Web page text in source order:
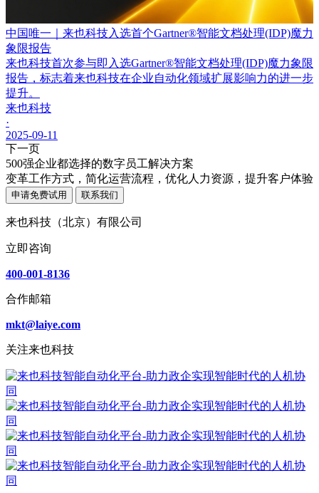
中国唯一｜来也科技入选首个Gartner®智能文档处理(IDP)魔力
象限报告
来也科技首次参与即入选Gartner®智能文档处理(IDP)魔力象限
报告，标志着来也科技在企业自动化领域扩展影响力的进一步
提升。
来也科技
·
2025-09-11
下一页
500强企业都选择的数字员工解决方案
变革工作方式，简化运营流程，优化人力资源，提升客户体验
申请免费试用 联系我们
来也科技（北京）有限公司
立即咨询
400-001-8136
合作邮箱
mkt@laiye.com
关注来也科技